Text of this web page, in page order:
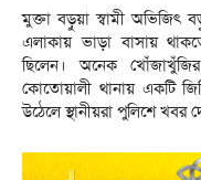
মুক্তা বড়ুয়া স্বামী অভিজিৎ
এলাকায় ভাড়া বাসায়
ছিলেন। অনেক
কোতোয়ালী থানায় একটি
উঠেলে স্থানীয়রা পুলিশে খবর